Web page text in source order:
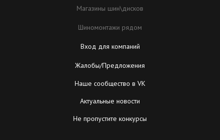
Магазины шин\дисков
Шиномонтажи рядом
Вход для компаний
Жалобы/Предложения
Наше сообщество в VK
Актуальные новости
Не пропустите конкурсы